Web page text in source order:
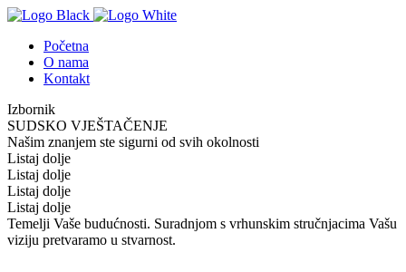
Početna
O nama
Kontakt
Izbornik
SUDSKO VJEŠTAČENJE
Našim znanjem ste sigurni od svih okolnosti
Listaj dolje
Listaj dolje
Listaj dolje
Listaj dolje
Temelji Vaše budućnosti. Suradnjom s vrhunskim stručnjacima Vašu
viziju pretvaramo u stvarnost.